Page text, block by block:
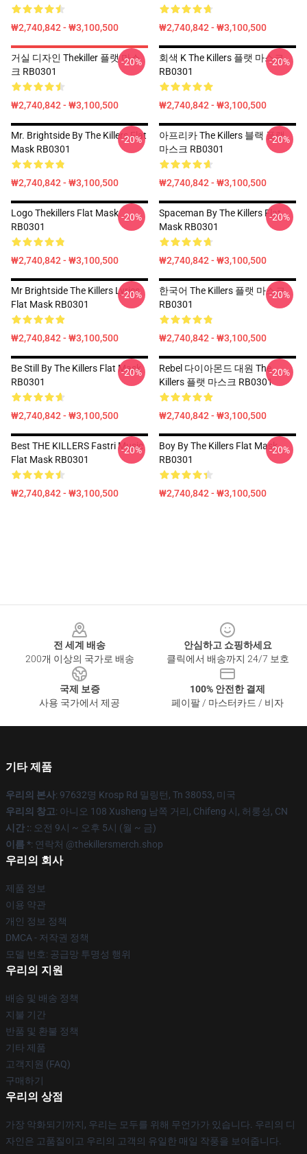
₩2,740,842 - ₩3,100,500 ₩2,740,842 - ₩3,100,500
거실 디자인 Thekiller 플랫 마스
크 RB0301
₩2,740,842 - ₩3,100,500
-20%
회색 K The Killers 플랫 마스크
RB0301
₩2,740,842 - ₩3,100,500
-20%
Mr. Brightside By The Killers Flat
Mask RB0301
₩2,740,842 - ₩3,100,500
-20%
아프리카 The Killers 블랙 플랫
마스크 RB0301
₩2,740,842 - ₩3,100,500
-20%
Logo Thekillers Flat Mask
RB0301
₩2,740,842 - ₩3,100,500
-20%
Spaceman By The Killers Flat
Mask RB0301
₩2,740,842 - ₩3,100,500
-20%
Mr Brightside The Killers Lyrics
Flat Mask RB0301
₩2,740,842 - ₩3,100,500
-20%
한국어 The Killers 플랫 마스크
RB0301
₩2,740,842 - ₩3,100,500
-20%
Be Still By The Killers Flat Mask
RB0301
₩2,740,842 - ₩3,100,500
-20%
Rebel 다이아몬드 대원 The
Killers 플랫 마스크 RB0301
₩2,740,842 - ₩3,100,500
-20%
Best THE KILLERS Fastri Music
Flat Mask RB0301
₩2,740,842 - ₩3,100,500
-20%
Boy By The Killers Flat Mask
RB0301
₩2,740,842 - ₩3,100,500
-20%
전 세계 배송
200개 이상의 국가로 배송
안심하고 쇼핑하세요
클릭에서 배송까지 24/7 보호
국제 보증
사용 국가에서 제공
100% 안전한 결제
페이팔 / 마스터카드 / 비자
기타 제품
우리의 본사: 97632명 Krosp Rd 밀링턴, Tn 38053, 미국
우리의 창고: 아니오 108 Xusheng 남쪽 거리, Chifeng 시, 허룽성, CN
시간 :: 오전 9시 ~ 오후 5시 (월 ~ 금)
이름 *: 연락처 @thekillersmerch.shop
우리의 회사
제품 정보
이용 약관
개인 정보 정책
DMCA - 저작권 정책
모델 번호: 공급망 투명성 행위
우리의 지원
배송 및 배송 정책
지불 기간
반품 및 환불 정책
기타 제품
고객지원 (FAQ)
구매하기
우리의 상점
가장 악화되기까지, 우리는 모두를 위해 무언가가 있습니다. 우리의 디
자인은 고품질이고 우리의 고객의 유일한 매일 작풍을 보여줍니다.